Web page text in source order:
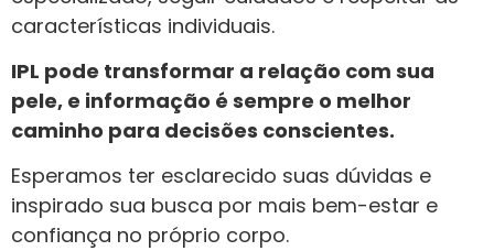
características individuais.
IPL pode transformar a relação com sua
pele, e informação é sempre o melhor
caminho para decisões conscientes.
Esperamos ter esclarecido suas dúvidas e
inspirado sua busca por mais bem-estar e
confiança no próprio corpo.